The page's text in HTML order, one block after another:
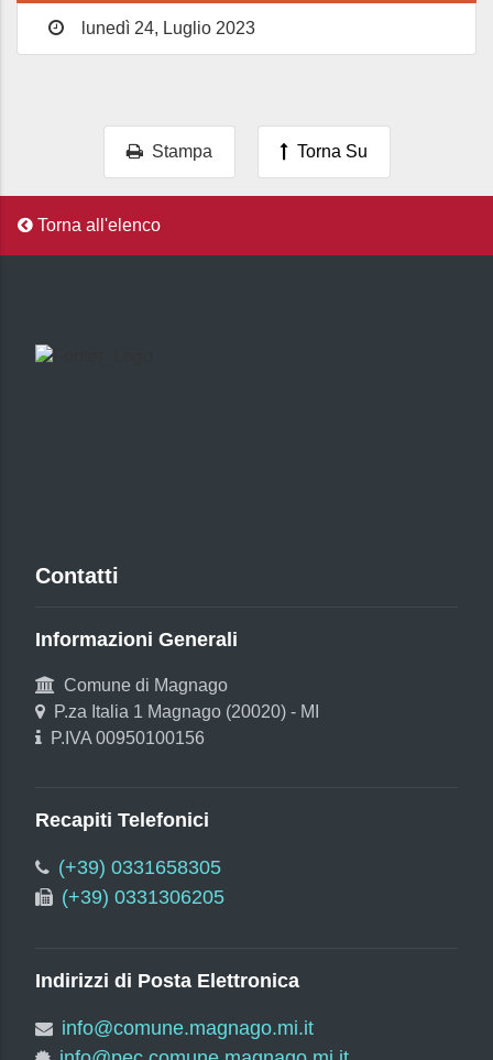
lunedì 24, Luglio 2023
Stampa Torna Su
Torna all'elenco
Contatti
Informazioni Generali
Comune di Magnago
P.za Italia 1 Magnago (20020) - MI
P.IVA 00950100156
Recapiti Telefonici
(+39) 0331658305
(+39) 0331306205
Indirizzi di Posta Elettronica
info@comune.magnago.mi.it